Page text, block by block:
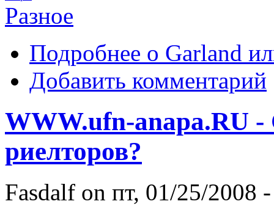
Разное
Подробнее о Garland
Добавить комментарий
WWW.ufn-anapa.RU
риелторов?
Fasdalf on пт, 01/25/2008